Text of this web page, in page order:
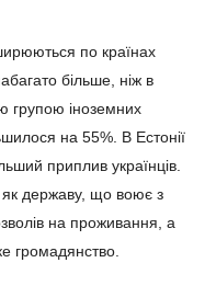
по країнах
більше, ніж в
групою іноземних
на 55%. В Естонії
приплив українців.
як державу, що воює з
на проживання, а
громадянство.